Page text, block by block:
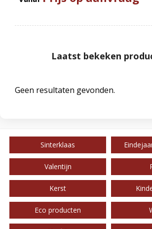
Laatst bekeken
Geen resultaten gevonden.
Sinterklaas
Valentijn
Kerst
Eco producten